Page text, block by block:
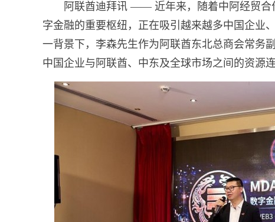
阿联酋迪拜讯 —— 近年来，随着中阿经贸合
字金融的重要枢纽，正在吸引越来越多中国企业
一背景下，李森先生作为阿联酋东北总商会常务
中国企业与阿联酋、中东及全球市场之间的资源